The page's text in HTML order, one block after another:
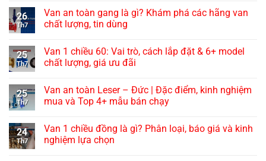
26
Th7
Van an toàn gang là gì? Khám phá các hãng van
chất lượng, tin dùng
25
Th7
Van 1 chiều 60: Vai trò, cách lắp đặt & 6+ model
chất lượng, giá ưu đãi
25
Th7
Van an toàn Leser – Đức | Đặc điểm, kinh nghiệm
mua và Top 4+ mẫu bán chạy
24
Th7
Van 1 chiều đồng là gì? Phân loại, báo giá và kinh
nghiệm lựa chọn